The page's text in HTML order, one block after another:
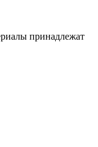
принадлежат